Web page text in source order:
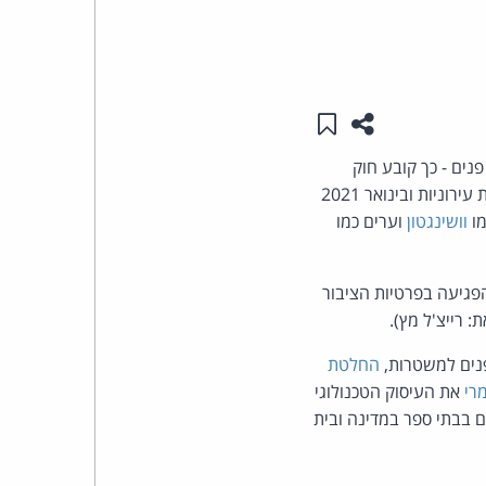
שתפו עמוד זה
שמור ב"תכנים שלי"
- כך קובע חוק
עירוני חדש בפורטלנד שבמדינת אורגון בחוף המערבי בארה"ב. החוק ייכנס לתוקף מידי לגבי רשויות עירוניות ובינואר 2021
וושינגטוןוערים כמו
בפרטיות הציבור
רייצ'ל מץ).
למשטרות, החלטת
את העיסוק הטכנולוגי
בבתי ספר במדינה ובית